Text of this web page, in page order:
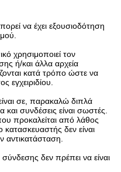
να έχει εξουσιοδότηση
χρησιμοποιεί τον
ή/και άλλα αρχεία
κατά τρόπο ώστε να
εγχειριδίου.
σε, παρακαλώ διπλά
συνδέσεις είναι σωστές.
προκαλείται από λάθος
δεν είναι
αντικατάσταση.
δεν πρέπει να είναι